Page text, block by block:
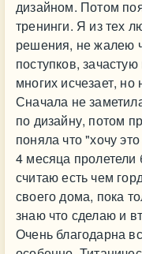
дизайном. Потом
тренинги. Я из тех
решения, не жалею
поступков,
многих исчезает,
Сначала не
по дизайну, потом
поняла что "хочу
4 месяца пролетели
считаю есть чем
своего дома, пока
знаю что сделаю и
Очень благодарна